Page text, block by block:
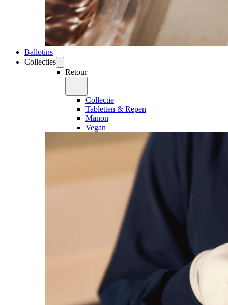
Ballotins
Collecties
Retour
Collectie
Tabletten & Repen
Manon
Vegan